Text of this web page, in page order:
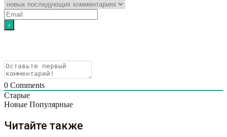
0 Comments
Старые
Новые Популярные
Читайте также